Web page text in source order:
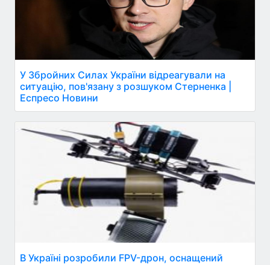
У Збройних Силах України відреагували на
ситуацію, пов'язану з розшуком Стерненка |
Еспресо Новини
В Україні розробили FPV-дрон, оснащений